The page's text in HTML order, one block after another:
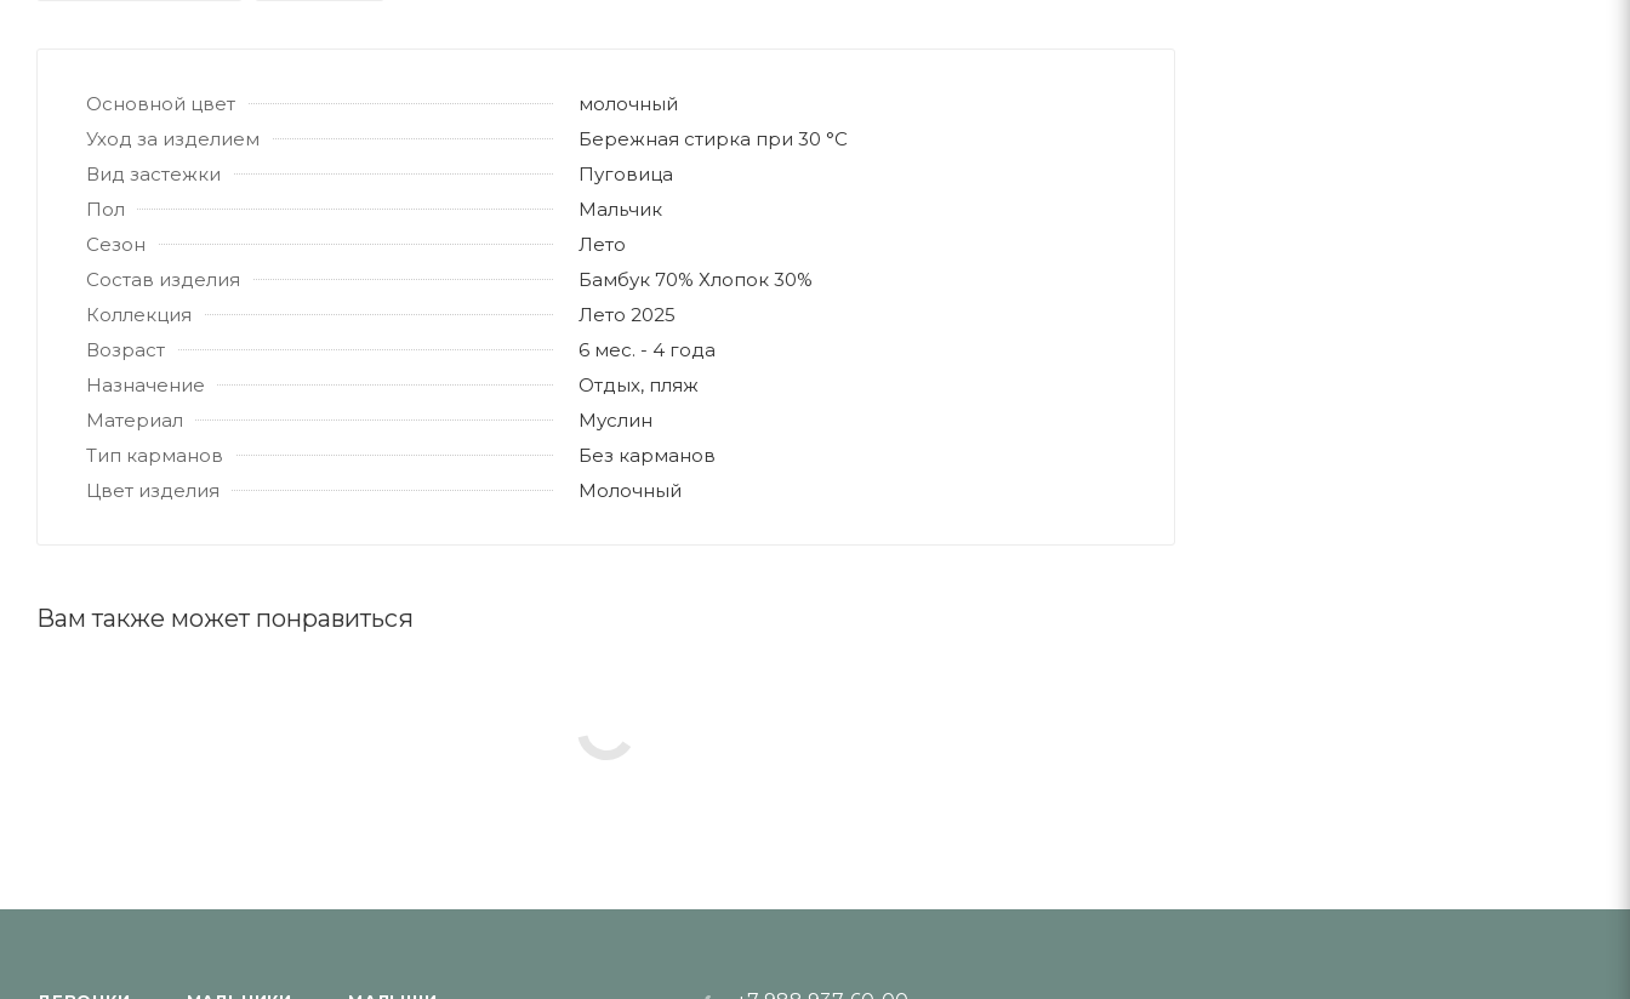
Основной цвет
молочный
Уход за изделием
Бережная стирка при 30 °C
Вид застежки
Пуговица
Пол
Мальчик
Сезон
Лето
Состав изделия
Бамбук 70% Хлопок 30%
Коллекция
Лето 2025
Возраст
6 мес. - 4 года
Назначение
Отдых, пляж
Материал
Муслин
Тип карманов
Без карманов
Цвет изделия
Молочный
Вам также может понравиться